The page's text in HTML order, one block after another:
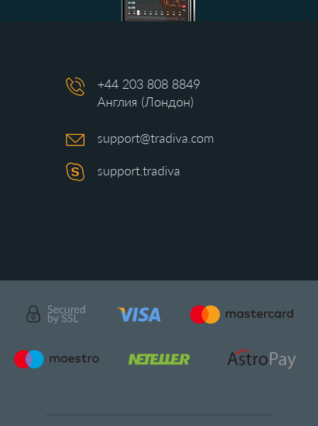
+44 203 808 8849
Англия (Лондон)
support@tradiva.com
support.tradiva